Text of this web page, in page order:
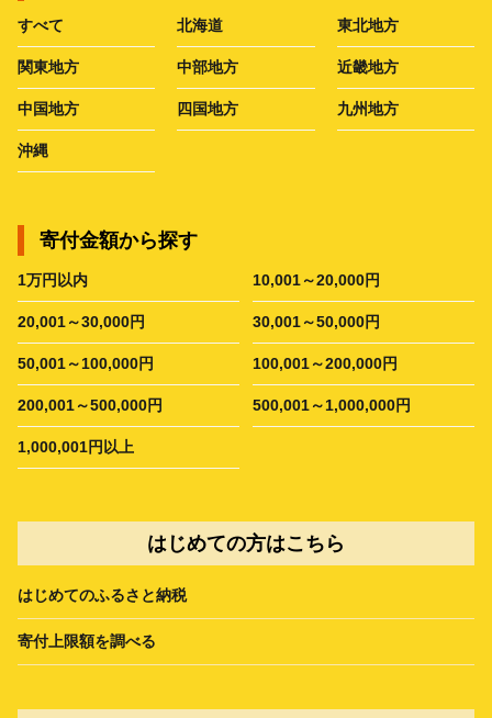
すべて 北海道 東北地方
関東地方 中部地方 近畿地方
中国地方 四国地方 九州地方
沖縄
寄付金額から探す
1万円以内 10,001～20,000円
20,001～30,000円 30,001～50,000円
50,001～100,000円 100,001～200,000円
200,001～500,000円 500,001～1,000,000円
1,000,001円以上
はじめての方はこちら
はじめてのふるさと納税
寄付上限額を調べる